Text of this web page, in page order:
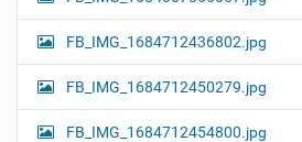
FB_IMG_1684712436802.jpg
FB_IMG_1684712450279.jpg
FB_IMG_1684712454800.jpg